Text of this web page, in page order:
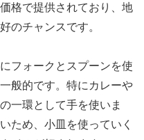
格で提供されており、地
のチャンスです。
フォークとスプーンを使
般的です。特にカレーや
一環として手を使いま
ため、小皿を使っていく